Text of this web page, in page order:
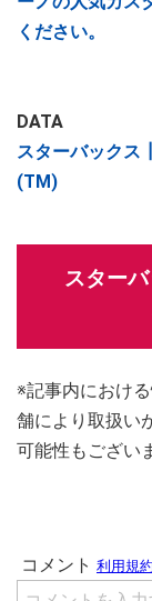
ください。
DATA
スターバックス
(TM)
スター
※記事内におけ
舗により取扱い
可能性もござい